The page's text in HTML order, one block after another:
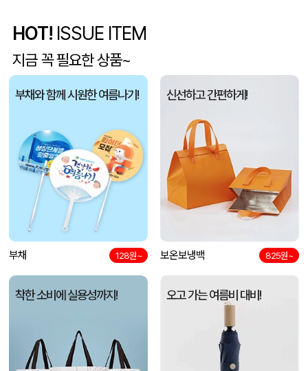
유OO
이OO 사각니들펜(0.7) 08-07
전OO [26년 설]CJ 스마트초이스 L호
김OO 접이식 장바구니 포켓가방 3종 1P 08-07
담OO 08-07
노OO 08-07
노OO 원형 팬시 (2컬러) 부채 (150∅~190∅) 08-07
HOT! ISSUE ITEM
지금 꼭 필요한 상품~
부채와 함께 시원한 여름나기!
부채 128원~
신선하고 간편하게!
보온보냉백 825원~
착한 소비에 실용성까지! 오고 가는 여름비 대비!